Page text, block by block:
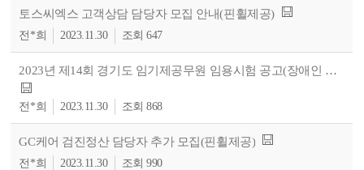
토스씨엑스 고객상담 담당자 모집 안내(핀휠제공)
전*희 2023.11.30 647
2023년 제14회 경기도 임기제공무원 임용시험 공고(장애인 구분 모집) 안내
전*희 2023.11.30 868
GC케어 검진정산 담당자 추가 모집(핀휠제공)
전*희 2023.11.30 990